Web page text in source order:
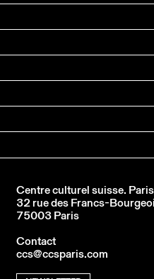
Centre culturel suisse. Paris
32 rue des Francs-
75003 Paris
Contact
ccs@ccsparis.com